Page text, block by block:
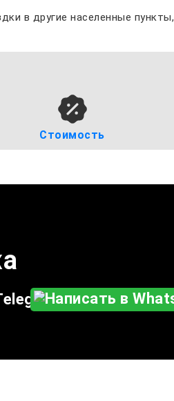
в другие населенные пункты,
Стоимость